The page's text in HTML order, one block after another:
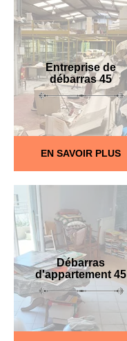
Entreprise de
débarras 45
EN SAVOIR PLUS
Débarras
d'appartement 45